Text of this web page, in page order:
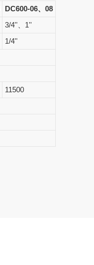
DC600-06、08
3/4''、1''
1/4''
11500